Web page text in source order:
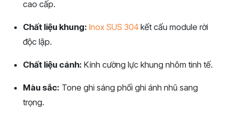
cao cấp.
Chất liệu khung: Inox SUS 304 kết cấu module rời
độc lập.
Chất liệu cánh: Kính cường lực khung nhôm tinh tế.
Màu sắc: Tone ghi sáng phối ghi ánh nhũ sang
trọng.